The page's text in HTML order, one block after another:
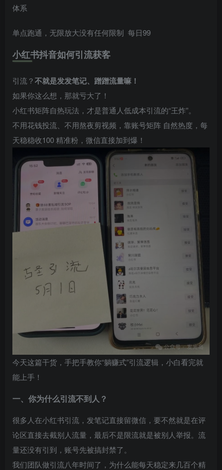
体系
单点跑通，无限放大没有任何限制 每日99
小红书抖音如何引流获客
引流？不就是发发笔记、蹭蹭流量嘛！
如果你这么想，那就亏大了！
小红书矩阵自热玩法，才是普通人低成本引流的“王炸”。
不用花钱投流、不用熬夜剪视频，靠账号矩阵 自然热度，每
天稳稳收100 精准粉，微信直接加到爆！
今天这篇干货，手把手教你“躺赚式”引流逻辑，小白看完就
能上手！
一、你为什么引流不到人？
很多人在小红书引流，发笔记直接留微信，要不然就是在评
论区直接去截别人流量，最后不是限流就是被别人举报。流
量还没有引到，账号先被搞封禁了。
我们团队做引流八年时间了，为什么能每天稳定来几百个精